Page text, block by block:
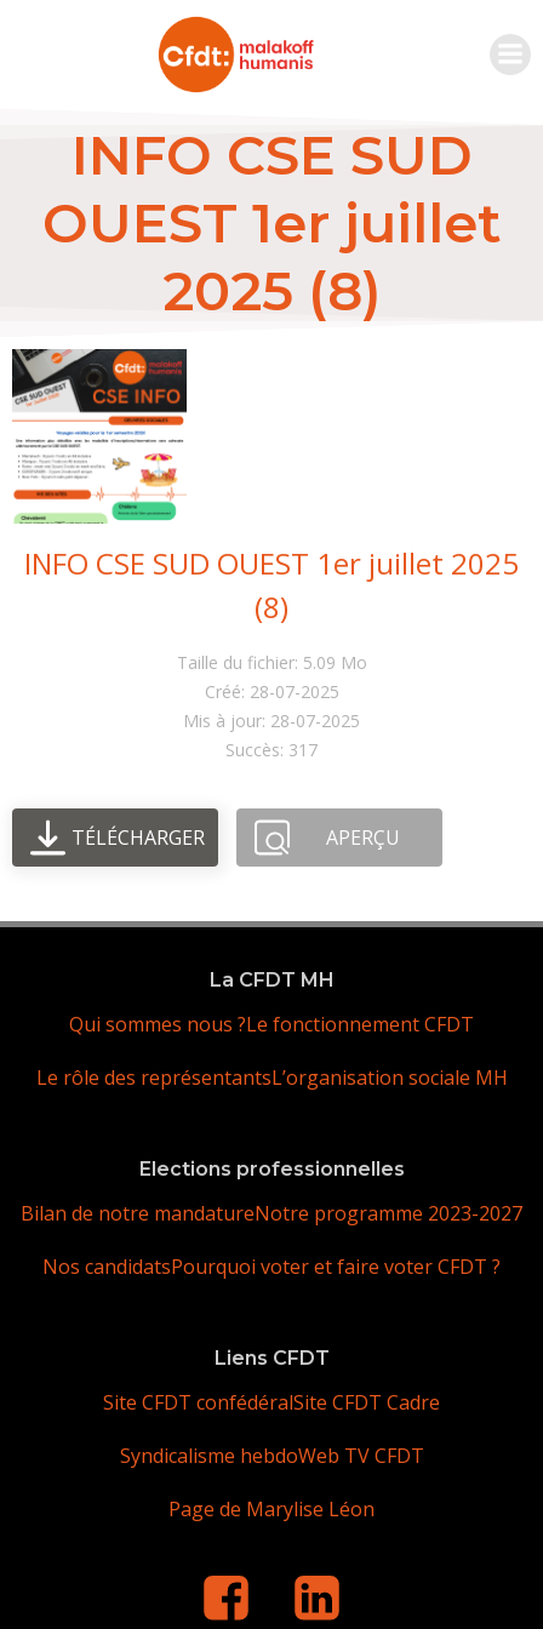
INFO CSE SUD
OUEST 1er juillet
2025 (8)
INFO CSE SUD OUEST 1er juillet 2025
(8)
Taille du fichier: 5.09 Mo
Créé: 28-07-2025
Mis à jour: 28-07-2025
Succès: 317
TÉLÉCHARGER APERÇU
La CFDT MH
Qui sommes nous ?Le fonctionnement CFDT
Le rôle des représentantsL’organisation sociale MH
Elections professionnelles
Bilan de notre mandatureNotre programme 2023-2027
Nos candidatsPourquoi voter et faire voter CFDT ?
Liens CFDT
Site CFDT confédéralSite CFDT Cadre
Syndicalisme hebdoWeb TV CFDT
Page de Marylise Léon